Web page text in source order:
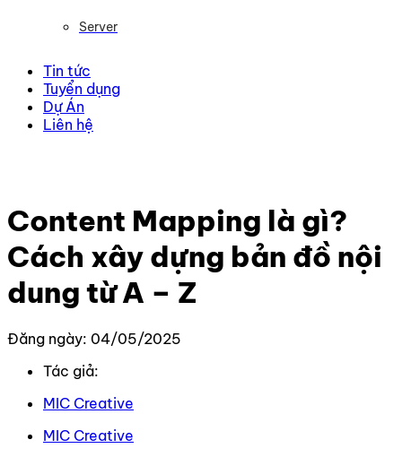
Server
Tin tức
Tuyển dụng
Dự Án
Liên hệ
Content Mapping là gì?
Cách xây dựng bản đồ nội
dung từ A – Z
Đăng ngày: 04/05/2025
Tác giả:
MIC Creative
MIC Creative